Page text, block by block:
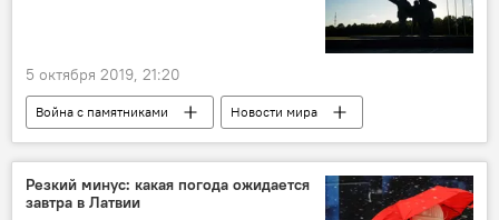
5 октября 2019, 21:20
Война с памятниками
Новости мира
памятник Освободителям Риги
США
Латвия
Германия
Резкий минус: какая погода ожидается
завтра в Латвии